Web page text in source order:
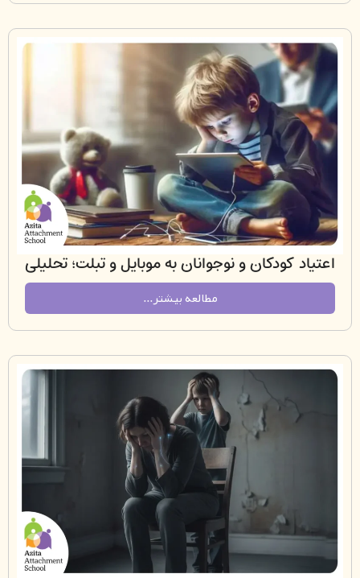
کودکان و نوجوانان به موبایل و تبلت؛ تحلیلی
بر نظریه دلبستگی و عصب‌زیست‌شناسی
مطالعه بیشتر...